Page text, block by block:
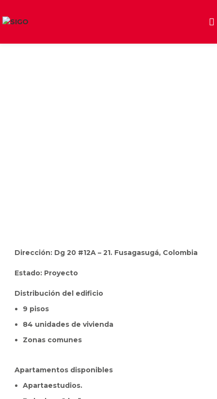
Dirección: Dg 20 #12A – 21. Fusagasugá, Colombia
Estado: Proyecto
Distribución del edificio
9 pisos
84 unidades de vivienda
Zonas comunes
Apartamentos disponibles
Apartaestudios.